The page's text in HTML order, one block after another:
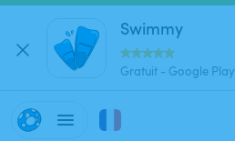
Swimmy
Gratuit - Google Play